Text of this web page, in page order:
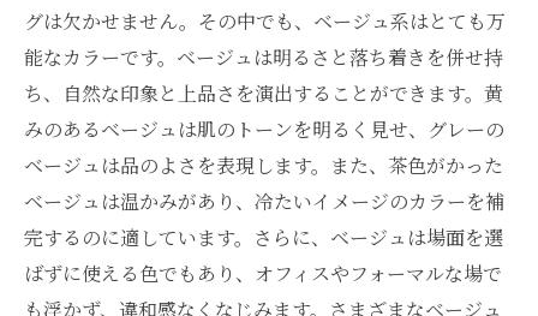
グは欠かせません。その中でも、ベージュ系はとても万
能なカラーです。ベージュは明るさと落ち着きを併せ持
ち、自然な印象と上品さを演出することができます。黄
みのあるベージュは肌のトーンを明るく見せ、グレーの
ベージュは品のよさを表現します。また、茶色がかった
ベージュは温かみがあり、冷たいイメージのカラーを補
完するのに適しています。さらに、ベージュは場面を選
ばずに使える色でもあり、オフィスやフォーマルな場で
も浮かず、違和感なくなじみます。さまざまなベージュ